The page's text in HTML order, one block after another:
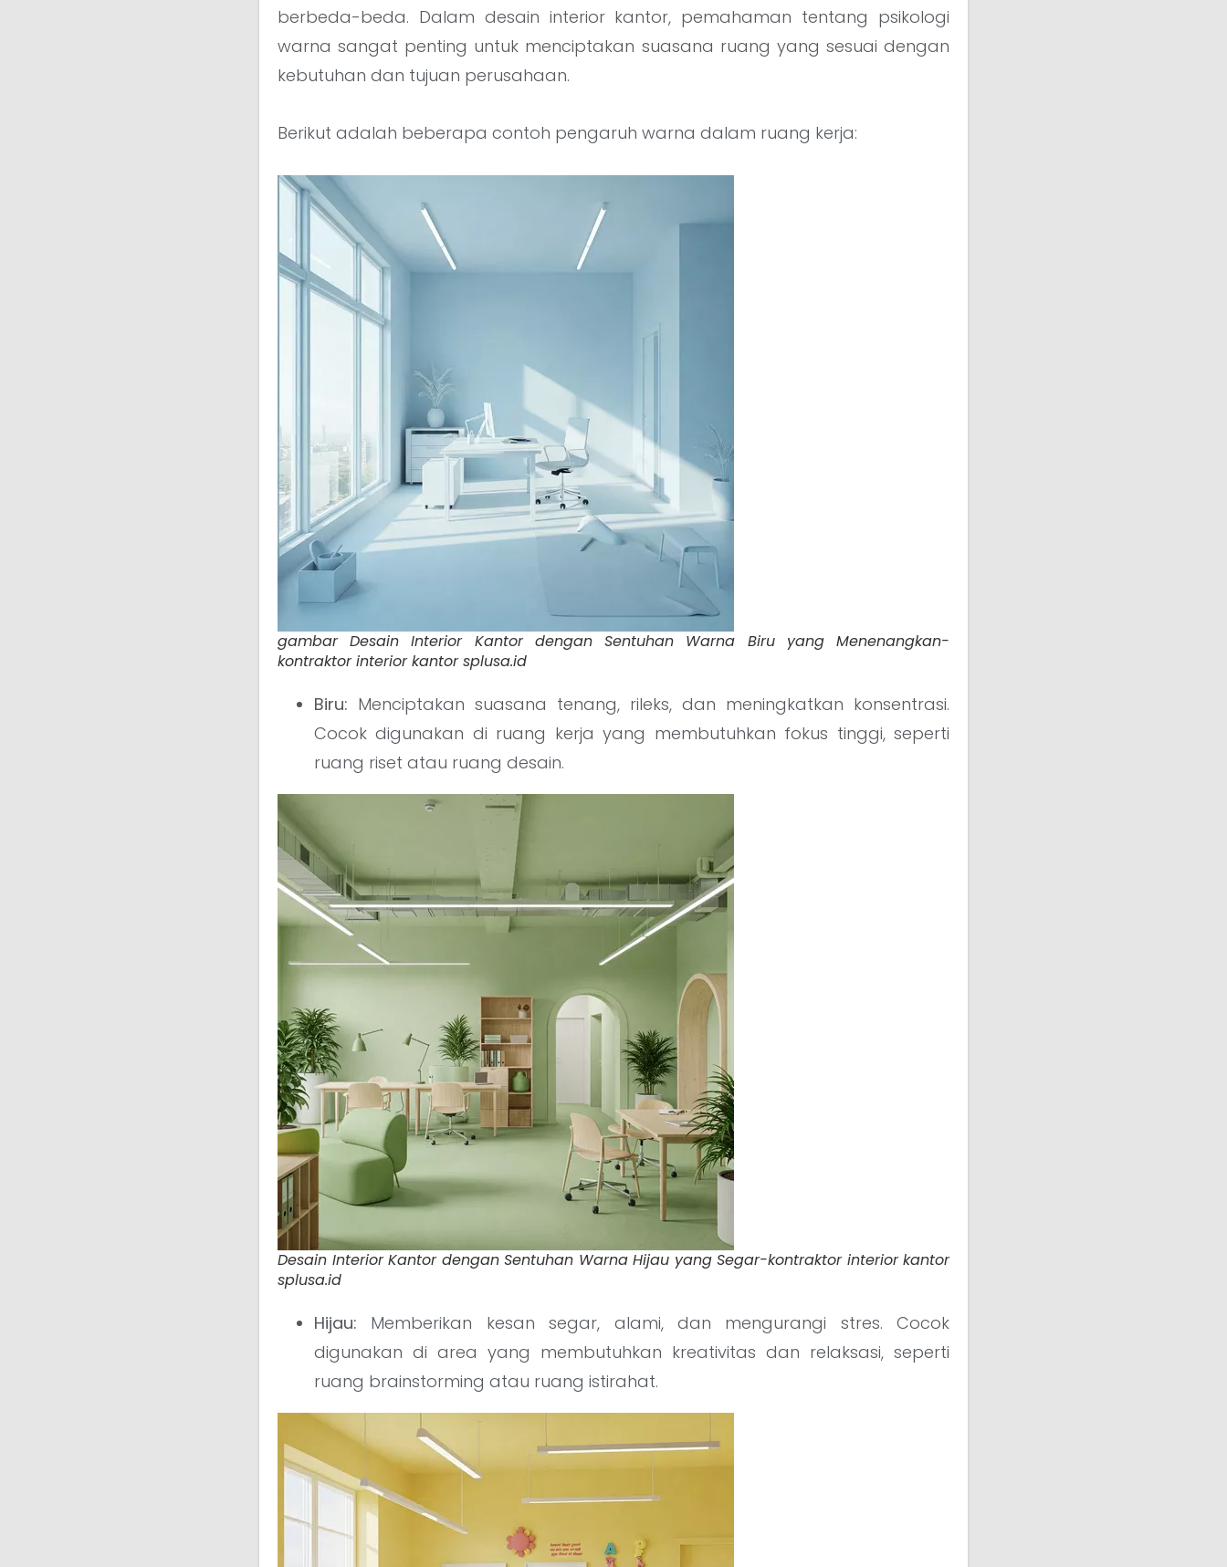
berbeda-beda. Dalam desain interior kantor, pemahaman tentang psikologi
warna sangat penting untuk menciptakan suasana ruang yang sesuai dengan
kebutuhan dan tujuan perusahaan.
Berikut adalah beberapa contoh pengaruh warna dalam ruang kerja:
gambar Desain Interior Kantor dengan Sentuhan Warna Biru yang Menenangkan-
kontraktor interior kantor splusa.id
Biru: Menciptakan suasana tenang, rileks, dan meningkatkan konsentrasi.
Cocok digunakan di ruang kerja yang membutuhkan fokus tinggi, seperti
ruang riset atau ruang desain.
Desain Interior Kantor dengan Sentuhan Warna Hijau yang Segar-kontraktor interior kantor
splusa.id
Hijau: Memberikan kesan segar, alami, dan mengurangi stres. Cocok
digunakan di area yang membutuhkan kreativitas dan relaksasi, seperti
ruang brainstorming atau ruang istirahat.